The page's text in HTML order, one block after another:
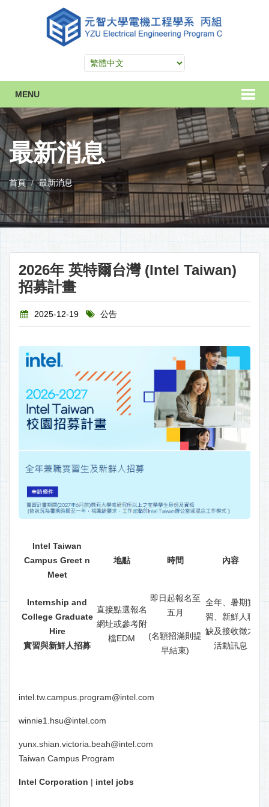
MENU
最新消息
首頁 最新消息
2026年 英特爾台灣 (Intel Taiwan)
招募計畫
2025-12-19 公告
Intel Taiwan
Campus Greet n
Meet
地點 時間 內容
Internship and
College Graduate
Hire
實習與新鮮人招募
直接點選報名
網址或參考附
檔EDM
即日起報名至
五月
(名額招滿則提
早結束)
全年、暑期實
習、新鮮人職
缺及接收徵才
活動訊息
intel.tw.campus.program@intel.com
winnie1.hsu@intel.com
yunx.shian.victoria.beah@intel.com
Taiwan Campus Program
Intel Corporation | intel jobs